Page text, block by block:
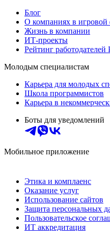
Блог
О компаниях в игровой
Жизнь в компании
ИТ-проекты
Рейтинг работодателей
Молодым специалистам
Карьера для молодых
Школа программистов
Карьера в
Боты для уведомлений
Мобильное приложение
Этика и комплаенс
Оказание услуг
Использование сайтов
Защита персональных
Пользовательское
ИТ аккредитация